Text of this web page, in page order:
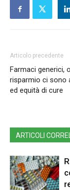
Articolo precedente
Farmaci generici,
risparmio ci sono
ed equità di cure
ARTICOLI